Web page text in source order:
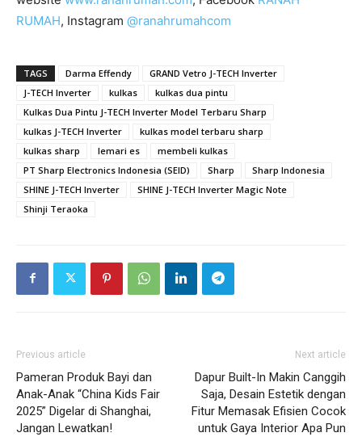
RUMAH, Instagram @ranahrumahcom
TAGS Darma Effendy
GRAND Vetro J-TECH Inverter
J-TECH Inverter
kulkas
kulkas dua pintu
Kulkas Dua Pintu J-TECH Inverter Model Terbaru Sharp
kulkas J-TECH Inverter
kulkas model terbaru sharp
kulkas sharp
lemari es
membeli kulkas
PT Sharp Electronics Indonesia (SEID)
Sharp
Sharp Indonesia
SHINE J-TECH Inverter
SHINE J-TECH Inverter Magic Note
Shinji Teraoka
Previous article
Pameran Produk Bayi dan
Anak-Anak “China Kids Fair
2025” Digelar di Shanghai,
Jangan Lewatkan!
Next article
Dapur Built-In Makin Canggih
Saja, Desain Estetik dengan
Fitur Memasak Efisien Cocok
untuk Gaya Interior Apa Pun